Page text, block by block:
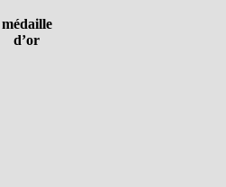
médaille
d’or